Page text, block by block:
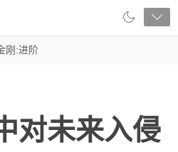
刚:进阶
对未来入侵